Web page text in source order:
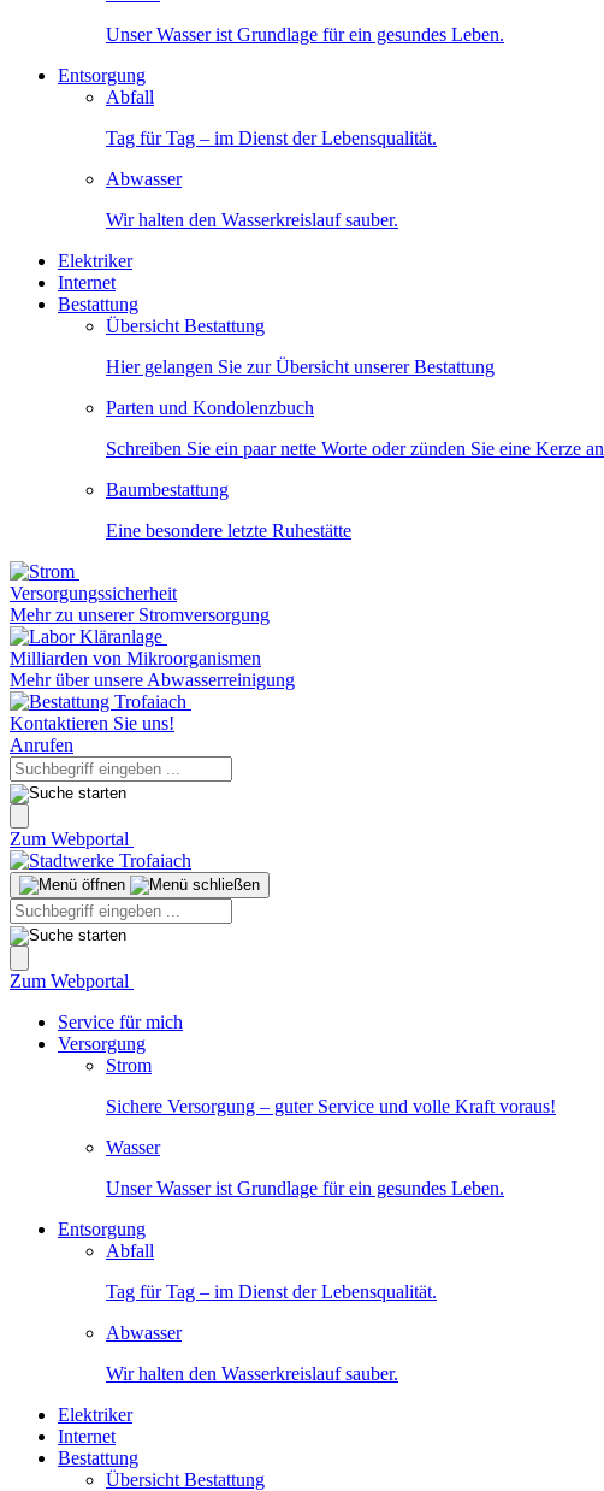
Unser Wasser ist Grundlage für ein gesundes Leben.
Entsorgung
Abfall
Tag für Tag – im Dienst der Lebensqualität.
Abwasser
Wir halten den Wasserkreislauf sauber.
Elektriker
Internet
Bestattung
Übersicht Bestattung
Hier gelangen Sie zur Übersicht unserer Bestattung
Parten und Kondolenzbuch
Schreiben Sie ein paar nette Worte oder zünden Sie eine Kerze an
Baumbestattung
Eine besondere letzte Ruhestätte
Versorgungssicherheit
Mehr zu unserer Stromversorgung
Milliarden von Mikroorganismen
Mehr über unsere Abwasserreinigung
Kontaktieren Sie uns!
Anrufen
Zum Webportal
Zum Webportal
Service für mich
Versorgung
Strom
Sichere Versorgung – guter Service und volle Kraft voraus!
Wasser
Unser Wasser ist Grundlage für ein gesundes Leben.
Entsorgung
Abfall
Tag für Tag – im Dienst der Lebensqualität.
Abwasser
Wir halten den Wasserkreislauf sauber.
Elektriker
Internet
Bestattung
Übersicht Bestattung